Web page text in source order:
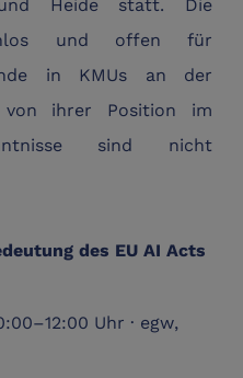
und offen für
in KMUs an der
von ihrer Position im
sind nicht
des EU AI Acts
Uhr · egw,